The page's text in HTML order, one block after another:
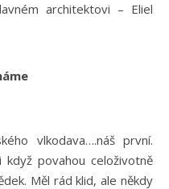
architektovi – Eliel
vlkodava….náš první.
když povahou celoživotně
Měl rád klid, ale někdy